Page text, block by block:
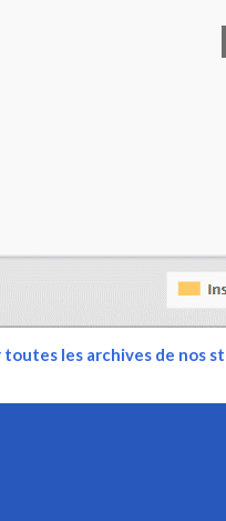
les archives de nos